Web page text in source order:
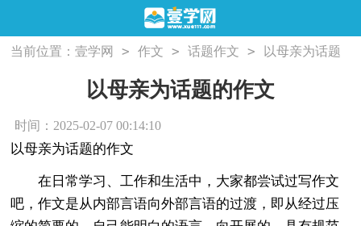
当前位置：壹学网 > 作文 > 话题作文 >
以母亲为话题
以母亲为话题的作文
时间：2025-02-07 00:14:10
以母亲为话题的作文
在日常学习、工作和生活中，大家都尝试过写作文
吧，作文是从内部言语向外部言语的过渡，即从经过压